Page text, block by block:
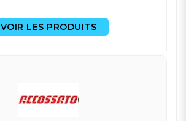
VOIR LES PRODUITS